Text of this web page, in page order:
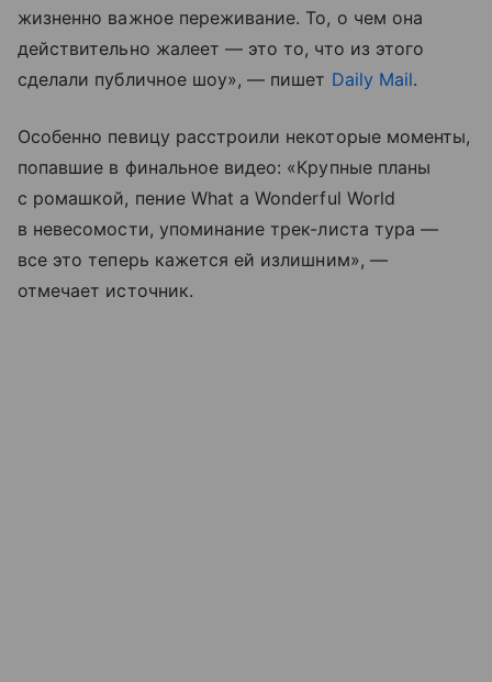
жизненно важное переживание. То, о чем она
действительно жалеет — это то, что из этого
сделали публичное шоу», — пишет Daily Mail.
Особенно певицу расстроили некоторые моменты,
попавшие в финальное видео: «Крупные планы
с ромашкой, пение What a Wonderful World
в невесомости, упоминание трек-листа тура —
все это теперь кажется ей излишним», —
отмечает источник.